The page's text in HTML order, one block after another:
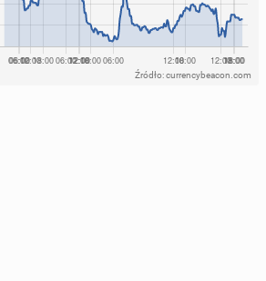
Źródło: currencybeacon.com